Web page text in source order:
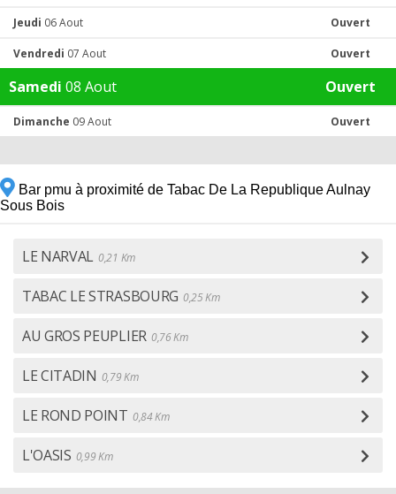
Jeudi 06 Aout Ouvert
Vendredi 07 Aout Ouvert
Samedi 08 Aout Ouvert
Dimanche 09 Aout Ouvert
Bar pmu à proximité de Tabac De La Republique Aulnay
Sous Bois
LE NARVAL 0,21 Km
TABAC LE STRASBOURG 0,25 Km
AU GROS PEUPLIER 0,76 Km
LE CITADIN 0,79 Km
LE ROND POINT 0,84 Km
L'OASIS 0,99 Km